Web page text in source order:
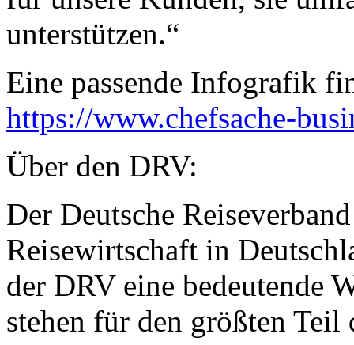
unterstützen.“
Eine passende Infografik
https://www.chefsache-
Über den DRV:
Der Deutsche
Reisewirtschaft in
der DRV eine bedeutende
stehen für den größten Teil